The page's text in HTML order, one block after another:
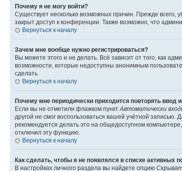
Почему я не могу войти?
Существует несколько возможных причин. Прежде всего,
закрыт доступ к конференции. Также возможно, что
Вернуться к началу
Зачем мне вообще нужно регистрироваться?
Вы можете этого и не делать. Всё зависит от того, как
возможности, которые недоступны анонимным
сделать.
Вернуться к началу
Почему мне периодически приходится повторять ввод
Если вы не отметили флажком пункт Автоматически
другой не смог воспользоваться вашей учётной
рекомендуется делать это на общедоступном
отключил эту функцию.
Вернуться к началу
Как сделать, чтобы я не появлялся в списке активных
В настройках личного раздела вы найдете опцию